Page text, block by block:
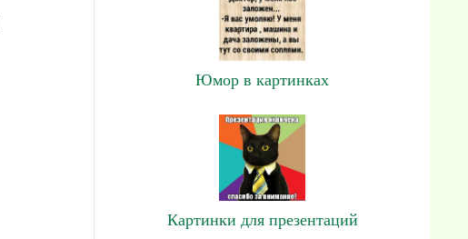
Юмор в картинках
Картинки для презентаций